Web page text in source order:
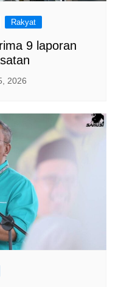
Rakyat
9 laporan
2026